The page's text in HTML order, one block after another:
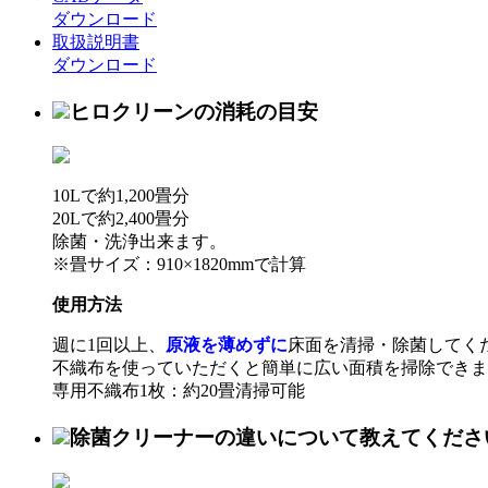
ダウンロード
取扱説明書
ダウンロード
ヒロクリーンの消耗の目安
10Lで約1,200畳分
20Lで約2,400畳分
除菌・洗浄出来ます。
※畳サイズ：910×1820mmで計算
使用方法
週に1回以上、 原液を薄めずに床面を清掃・除菌してく
不織布を使っていただくと簡単に広い面積を掃除できま
専用不織布1枚：約20畳清掃可能
除菌クリーナーの違いについて教えてくださ